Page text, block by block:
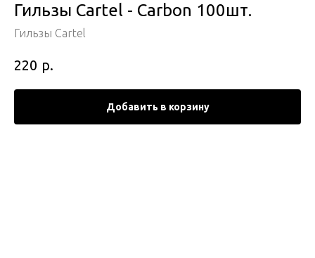
Гильзы Cartel - Carbon 100шт.
Гильзы Cartel
220 р.
Добавить в корзину